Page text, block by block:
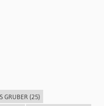
GRUBER (25)